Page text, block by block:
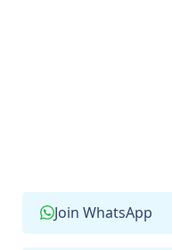
Join WhatsApp